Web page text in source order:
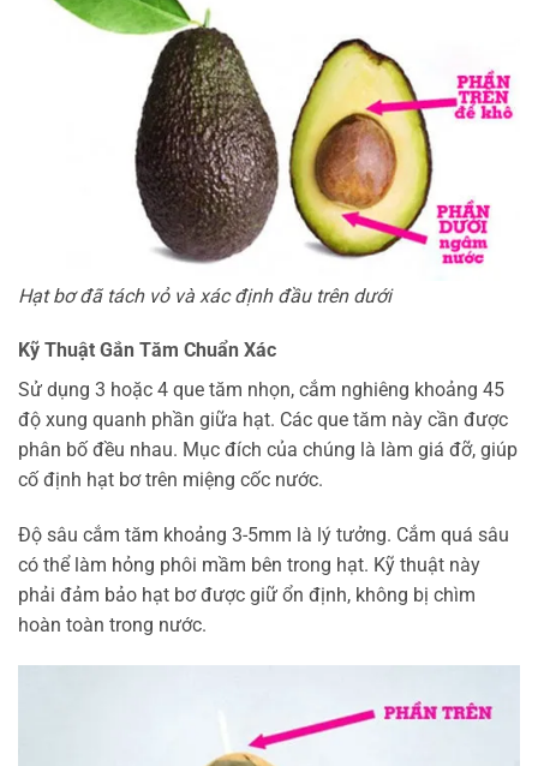
Hạt bơ đã tách vỏ và xác định đầu trên dưới
Kỹ Thuật Gắn Tăm Chuẩn Xác
Sử dụng 3 hoặc 4 que tăm nhọn, cắm nghiêng khoảng 45
độ xung quanh phần giữa hạt. Các que tăm này cần được
phân bố đều nhau. Mục đích của chúng là làm giá đỡ, giúp
cố định hạt bơ trên miệng cốc nước.
Độ sâu cắm tăm khoảng 3-5mm là lý tưởng. Cắm quá sâu
có thể làm hỏng phôi mầm bên trong hạt. Kỹ thuật này
phải đảm bảo hạt bơ được giữ ổn định, không bị chìm
hoàn toàn trong nước.